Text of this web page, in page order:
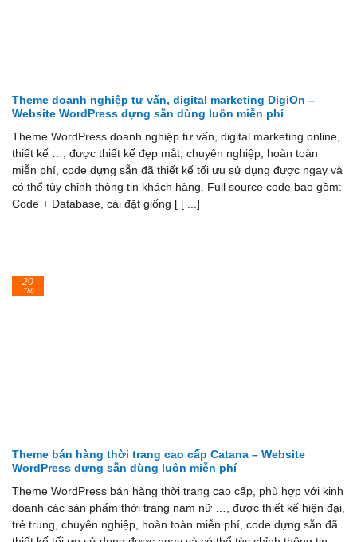
Theme doanh nghiệp tư vấn, digital marketing DigiOn –
Website WordPress dựng sẵn dùng luôn miễn phí
Theme WordPress doanh nghiệp tư vấn, digital marketing online,
thiết kế …, được thiết kế đẹp mắt, chuyên nghiệp, hoàn toàn
miễn phí, code dựng sẵn đã thiết kế tối ưu sử dụng được ngay và
có thể tùy chỉnh thông tin khách hàng. Full source code bao gồm:
Code + Database, cài đặt giống [ [ ...]
Theme bán hàng thời trang cao cấp Catana – Website
WordPress dựng sẵn dùng luôn miễn phí
Theme WordPress bán hàng thời trang cao cấp, phù hợp với kinh
doanh các sản phẩm thời trang nam nữ …, được thiết kế hiện đại,
trẻ trung, chuyên nghiệp, hoàn toàn miễn phí, code dựng sẵn đã
20
Th8